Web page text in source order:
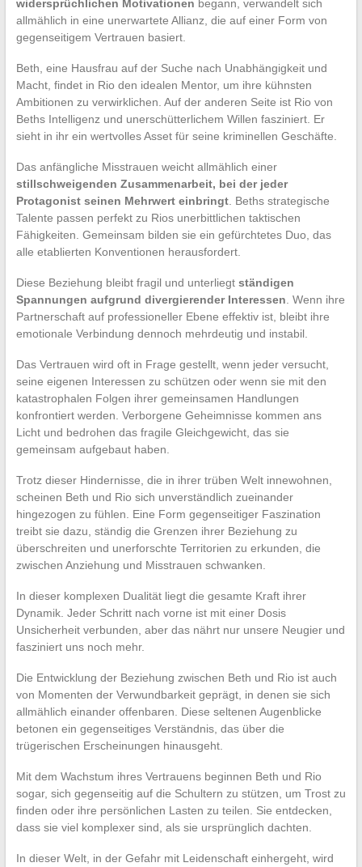
widersprüchlichen Motivationen begann, verwandelt sich
allmählich in eine unerwartete Allianz, die auf einer Form von
gegenseitigem Vertrauen basiert.
Beth, eine Hausfrau auf der Suche nach Unabhängigkeit und
Macht, findet in Rio den idealen Mentor, um ihre kühnsten
Ambitionen zu verwirklichen. Auf der anderen Seite ist Rio von
Beths Intelligenz und unerschütterlichem Willen fasziniert. Er
sieht in ihr ein wertvolles Asset für seine kriminellen Geschäfte.
Das anfängliche Misstrauen weicht allmählich einer
stillschweigenden Zusammenarbeit, bei der jeder
Protagonist seinen Mehrwert einbringt. Beths strategische
Talente passen perfekt zu Rios unerbittlichen taktischen
Fähigkeiten. Gemeinsam bilden sie ein gefürchtetes Duo, das
alle etablierten Konventionen herausfordert.
Diese Beziehung bleibt fragil und unterliegt ständigen
Spannungen aufgrund divergierender Interessen . Wenn ihre
Partnerschaft auf professioneller Ebene effektiv ist, bleibt ihre
emotionale Verbindung dennoch mehrdeutig und instabil.
Das Vertrauen wird oft in Frage gestellt, wenn jeder versucht,
seine eigenen Interessen zu schützen oder wenn sie mit den
katastrophalen Folgen ihrer gemeinsamen Handlungen
konfrontiert werden. Verborgene Geheimnisse kommen ans
Licht und bedrohen das fragile Gleichgewicht, das sie
gemeinsam aufgebaut haben.
Trotz dieser Hindernisse, die in ihrer trüben Welt innewohnen,
scheinen Beth und Rio sich unverständlich zueinander
hingezogen zu fühlen. Eine Form gegenseitiger Faszination
treibt sie dazu, ständig die Grenzen ihrer Beziehung zu
überschreiten und unerforschte Territorien zu erkunden, die
zwischen Anziehung und Misstrauen schwanken.
In dieser komplexen Dualität liegt die gesamte Kraft ihrer
Dynamik. Jeder Schritt nach vorne ist mit einer Dosis
Unsicherheit verbunden, aber das nährt nur unsere Neugier und
fasziniert uns noch mehr.
Die Entwicklung der Beziehung zwischen Beth und Rio ist auch
von Momenten der Verwundbarkeit geprägt, in denen sie sich
allmählich einander offenbaren. Diese seltenen Augenblicke
betonen ein gegenseitiges Verständnis, das über die
trügerischen Erscheinungen hinausgeht.
Mit dem Wachstum ihres Vertrauens beginnen Beth und Rio
sogar, sich gegenseitig auf die Schultern zu stützen, um Trost zu
finden oder ihre persönlichen Lasten zu teilen. Sie entdecken,
dass sie viel komplexer sind, als sie ursprünglich dachten.
In dieser Welt, in der Gefahr mit Leidenschaft einhergeht, wird